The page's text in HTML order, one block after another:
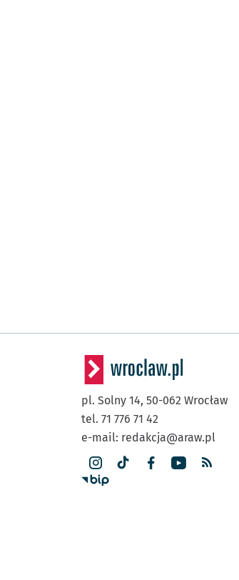
pl. Solny 14, 50-062 Wrocław
tel. 71 776 71 42
e-mail: redakcja@araw.pl